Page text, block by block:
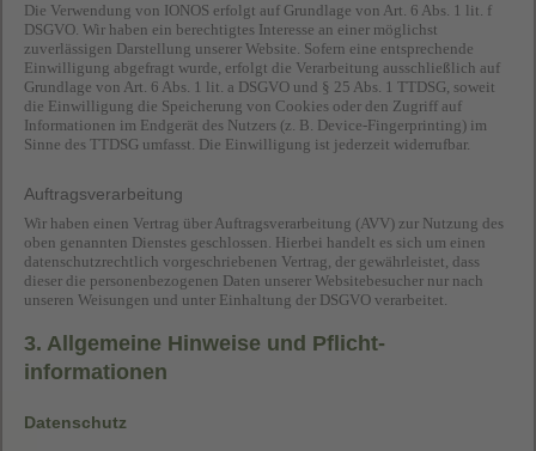
Die Verwendung von IONOS erfolgt auf Grundlage von Art. 6 Abs. 1 lit. f
DSGVO. Wir haben ein berechtigtes Interesse an einer möglichst
zuverlässigen Darstellung unserer Website. Sofern eine entsprechende
Einwilligung abgefragt wurde, erfolgt die Verarbeitung ausschließlich auf
Grundlage von Art. 6 Abs. 1 lit. a DSGVO und § 25 Abs. 1 TTDSG, soweit
die Einwilligung die Speicherung von Cookies oder den Zugriff auf
Informationen im Endgerät des Nutzers (z. B. Device-Fingerprinting) im
Sinne des TTDSG umfasst. Die Einwilligung ist jederzeit widerrufbar.
Auftragsverarbeitung
Wir haben einen Vertrag über Auftragsverarbeitung (AVV) zur Nutzung des
oben genannten Dienstes geschlossen. Hierbei handelt es sich um einen
datenschutzrechtlich vorgeschriebenen Vertrag, der gewährleistet, dass
dieser die personenbezogenen Daten unserer Websitebesucher nur nach
unseren Weisungen und unter Einhaltung der DSGVO verarbeitet.
3. Allgemeine Hinweise und Pflicht­
informationen
Datenschutz